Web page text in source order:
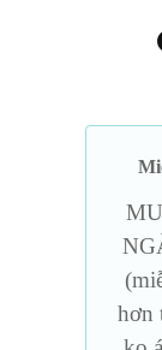
hơn